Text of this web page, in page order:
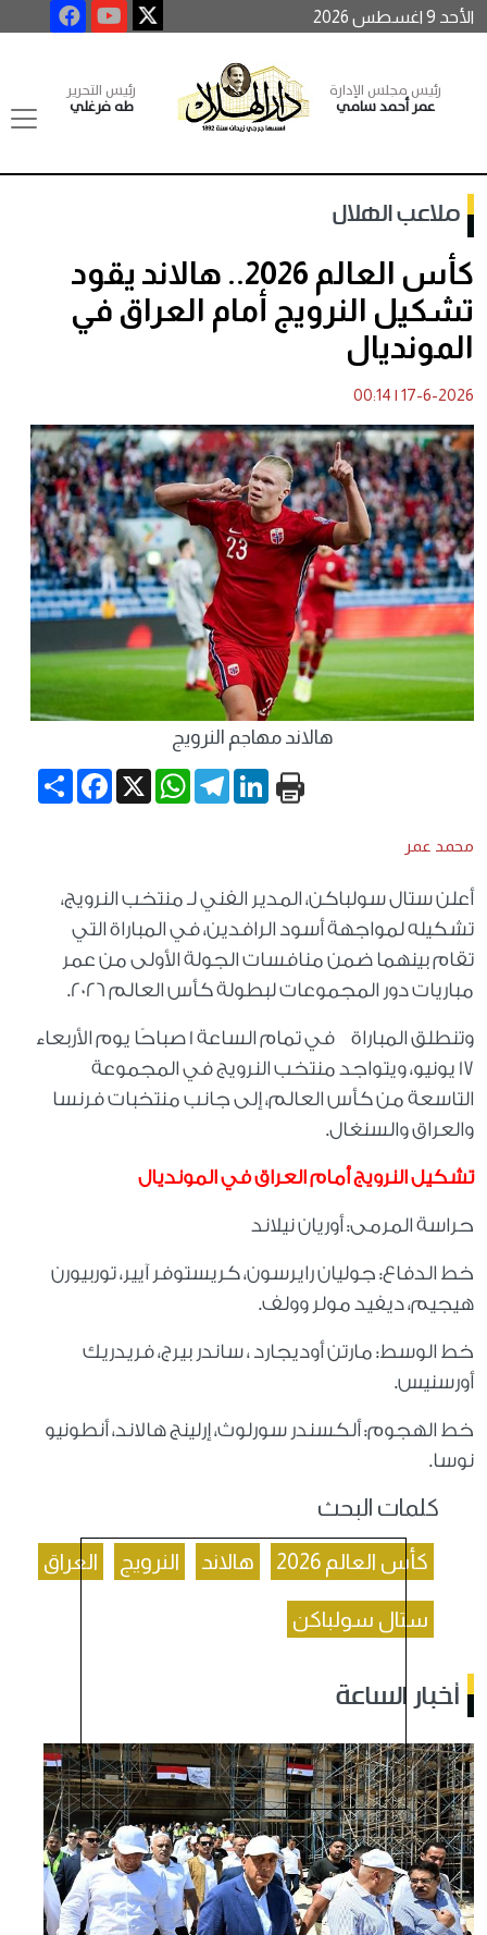
الأحد 9 اغسطس 2026
رئيس مجلس الإدارة
عمر أحمد سامي
رئيس التحرير
طه فرغلي
ملاعب الهلال
كأس العالم 2026.. هالاند يقود
تشكيل النرويج أمام العراق في
المونديال
17-6-2026
|
00:14
هالاند مهاجم النرويج
Share
Facebook X
WhatsApp
TelegramLinkedIn
محمد عمر
أعلن ستال سولباكن، المدير الفني لـ منتخب النرويج،
تشكيله لمواجهة أسود الرافدين، في المباراة التي
تقام بينهما ضمن منافسات الجولة الأولى من عمر
مباريات دور المجموعات لبطولة كأس العالم 2026.
وتنطلق المباراة في تمام الساعة 1 صباحًا يوم الأربعاء
17 يونيو، ويتواجد منتخب النرويج في المجموعة
التاسعة من كأس العالم، إلى جانب منتخبات فرنسا
والعراق والسنغال.
تشكيل النرويج أمام العراق في المونديال
حراسة المرمى: أوريان نيلاند
خط الدفاع: جوليان رايرسون، كريستوفر آيير، توربيورن
هيجيم، ديفيد مولر وولف.
خط الوسط: مارتن أوديجارد ، ساندر بيرج، فريدريك
أورسنيس.
خط الهجوم: ألكسندر سورلوث، إرلينج هالاند، أنطونيو
نوسا.
كلمات البحث
كأس العالم 2026 هالاند النرويج العراق
ستال سولباكن
أخبار الساعة